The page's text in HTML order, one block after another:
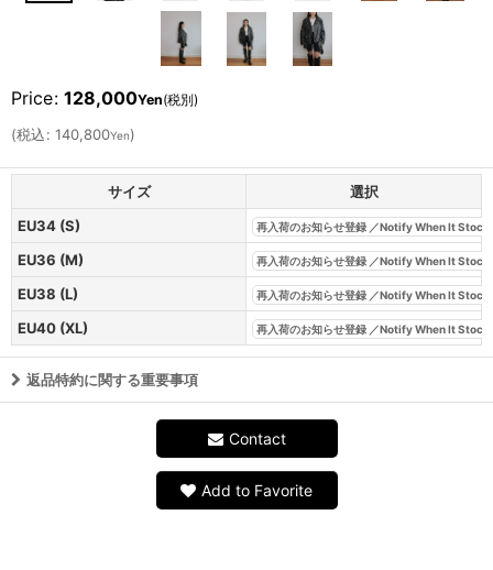
Price: 128,000Yen(税別)
(税込: 140,800Yen)
サイズ
選択
EU34 (S)
再入荷のお知らせ登録 ／Notify When It Stock
EU36 (M) 再入荷のお知らせ登録 ／Notify When It Stock
EU38 (L) 再入荷のお知らせ登録 ／Notify When It Stock
EU40 (XL) 再入荷のお知らせ登録 ／Notify When It Stock
返品特約に関する重要事項
Contact
Add to Favorite